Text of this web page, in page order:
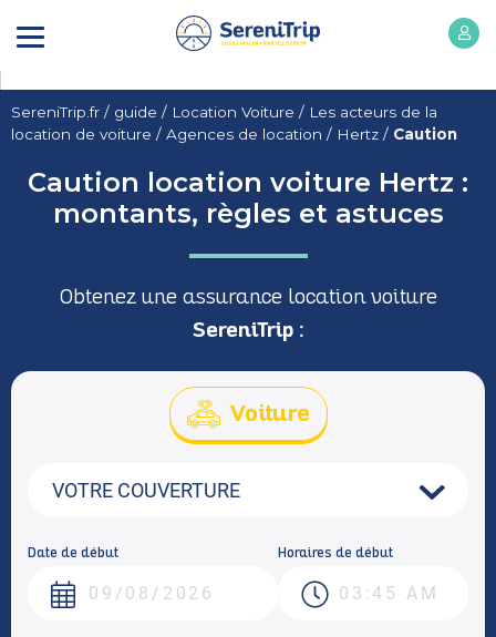
SereniTrip.fr / guide / Location Voiture / Les acteurs de la
location de voiture / Agences de location / Hertz / Caution
Caution location voiture Hertz :
montants, règles et astuces
Obtenez une assurance location voiture
SereniTrip :
Voiture
Date de début Horaires de début